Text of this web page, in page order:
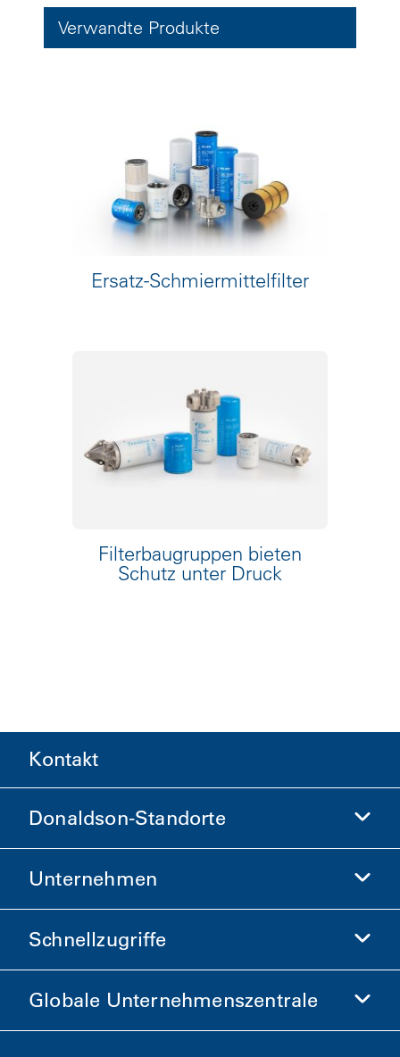
Verwandte Produkte
Ersatz-Schmiermittelfilter
Filterbaugruppen bieten
Schutz unter Druck
Kontakt
Donaldson-Standorte
Donaldson Life Sciences
Donaldson-Shop
Unternehmen
Unternehmensinformationen
Ethik und Compliance
Karriere
Schnellzugriffe
Investoren
Lieferanten
Globale Unternehmenszentrale